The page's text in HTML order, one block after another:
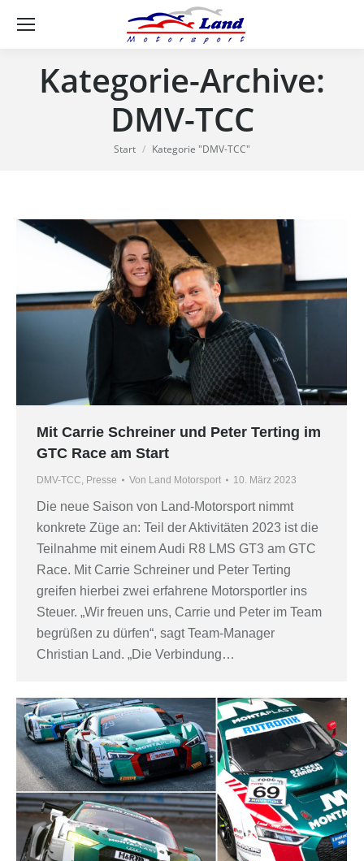
Kategorie-Archive:
DMV-TCC
Sie befinden sich hier:
Start Kategorie "DMV-TCC"
Mit Carrie Schreiner und Peter Terting im
GTC Race am Start
DMV-TCC, Presse Von Land Motorsport 10. März 2023
Die neue Saison von Land-Motorsport nimmt
konkrete Züge an: Teil der Aktivitäten 2023 ist die
Teilnahme mit einem Audi R8 LMS GT3 am GTC
Race. Mit Carrie Schreiner und Peter Terting
greifen hierbei zwei erfahrene Motorsportler ins
Steuer. „Wir freuen uns, Carrie und Peter im Team
begrüßen zu dürfen“, sagt Team-Manager
Christian Land. „Die Verbindung…